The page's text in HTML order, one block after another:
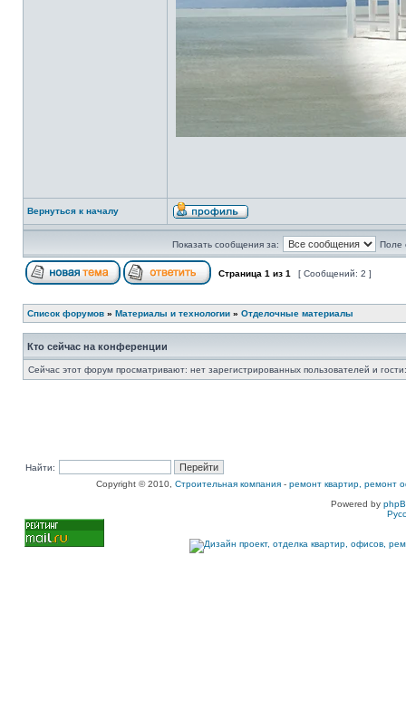
Вернуться к началу
Показать сообщения за: Поле
Страница 1 из 1 [ Сообщений: 2 ]
Список форумов » Материалы и технологии » Отделочные материалы
Кто сейчас на конференции
Сейчас этот форум просматривают: нет зарегистрированных пользователей и
Найти:
Copyright © 2010, Строительная компания - ремонт квартир, ремонт
Powered by